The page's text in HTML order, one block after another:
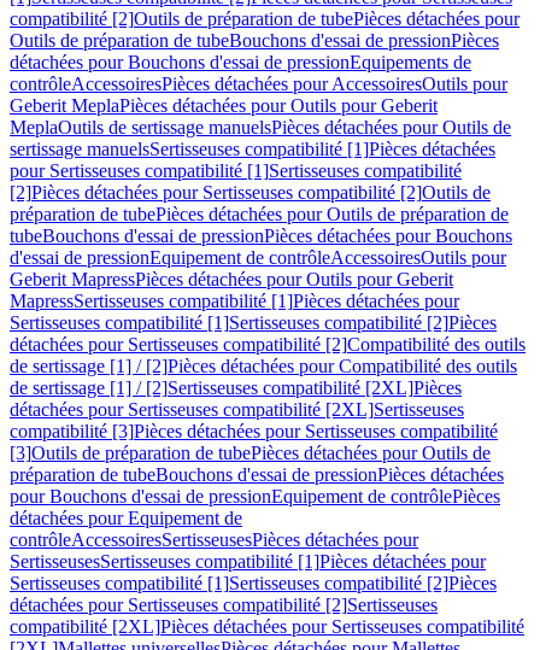
compatibilité [2]Outils de préparation de tubePièces détachées pour
Outils de préparation de tubeBouchons d'essai de pressionPièces
détachées pour Bouchons d'essai de pressionEquipements de
contrôleAccessoiresPièces détachées pour AccessoiresOutils pour
Geberit MeplaPièces détachées pour Outils pour Geberit
MeplaOutils de sertissage manuelsPièces détachées pour Outils de
sertissage manuelsSertisseuses compatibilité [1]Pièces détachées
pour Sertisseuses compatibilité [1]Sertisseuses compatibilité
[2]Pièces détachées pour Sertisseuses compatibilité [2]Outils de
préparation de tubePièces détachées pour Outils de préparation de
tubeBouchons d'essai de pressionPièces détachées pour Bouchons
d'essai de pressionEquipement de contrôleAccessoiresOutils pour
Geberit MapressPièces détachées pour Outils pour Geberit
MapressSertisseuses compatibilité [1]Pièces détachées pour
Sertisseuses compatibilité [1]Sertisseuses compatibilité [2]Pièces
détachées pour Sertisseuses compatibilité [2]Compatibilité des outils
de sertissage [1] / [2]Pièces détachées pour Compatibilité des outils
de sertissage [1] / [2]Sertisseuses compatibilité [2XL]Pièces
détachées pour Sertisseuses compatibilité [2XL]Sertisseuses
compatibilité [3]Pièces détachées pour Sertisseuses compatibilité
[3]Outils de préparation de tubePièces détachées pour Outils de
préparation de tubeBouchons d'essai de pressionPièces détachées
pour Bouchons d'essai de pressionEquipement de contrôlePièces
détachées pour Equipement de
contrôleAccessoiresSertisseusesPièces détachées pour
SertisseusesSertisseuses compatibilité [1]Pièces détachées pour
Sertisseuses compatibilité [1]Sertisseuses compatibilité [2]Pièces
détachées pour Sertisseuses compatibilité [2]Sertisseuses
compatibilité [2XL]Pièces détachées pour Sertisseuses compatibilité